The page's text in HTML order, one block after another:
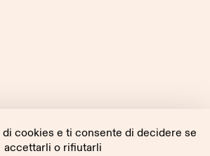
cookies e ti consente di decidere se
accettarli o rifiutarli